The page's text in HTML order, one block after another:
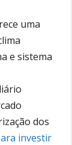
uma
e sistema
dos
investir